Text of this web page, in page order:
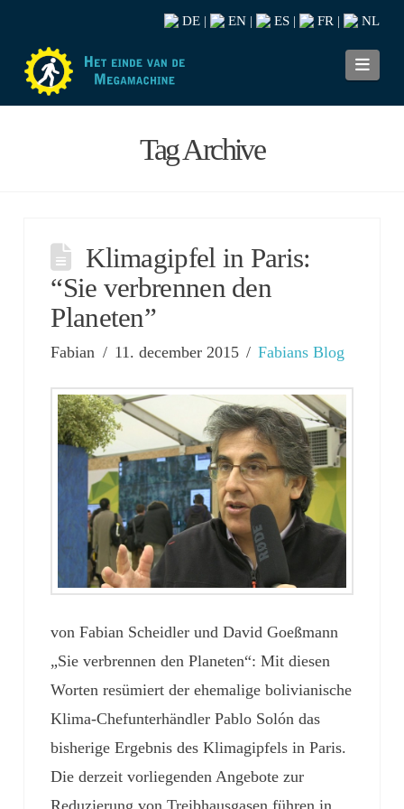
DE EN ES FR NL
Tag Archive
Klimagipfel in Paris:
“Sie verbrennen den
Planeten”
Fabian 11. december 2015 Fabians Blog
von Fabian Scheidler und David Goeßmann
„Sie verbrennen den Planeten“: Mit diesen
Worten resümiert der ehemalige bolivianische
Klima-Chefunterhändler Pablo Solón das
bisherige Ergebnis des Klimagipfels in Paris.
Die derzeit vorliegenden Angebote zur
Reduzierung von Treibhausgasen führen in